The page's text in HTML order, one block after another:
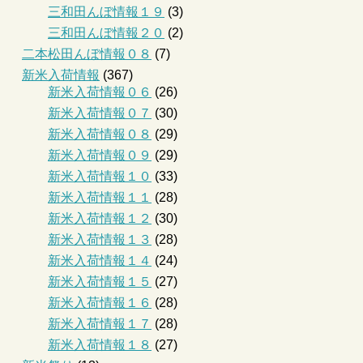
三和田んぼ情報１９ (3)
三和田んぼ情報２０ (2)
二本松田んぼ情報０８ (7)
新米入荷情報 (367)
新米入荷情報０６ (26)
新米入荷情報０７ (30)
新米入荷情報０８ (29)
新米入荷情報０９ (29)
新米入荷情報１０ (33)
新米入荷情報１１
(28)
新米入荷情報１２ (30)
新米入荷情報１３ (28)
新米入荷情報１４ (24)
新米入荷情報１５ (27)
新米入荷情報１６ (28)
新米入荷情報１７ (28)
新米入荷情報１８ (27)